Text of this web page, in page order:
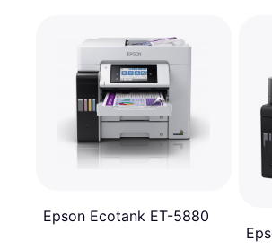
Epson Ecotank ET-5880